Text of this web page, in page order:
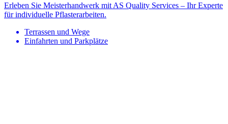
Erleben Sie Meisterhandwerk mit AS Quality Services – Ihr Experte
für individuelle Pflasterarbeiten.
Terrassen und Wege
Einfahrten und Parkplätze